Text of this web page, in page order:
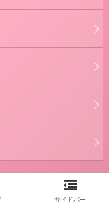
認心理師） 公式サ
サイドバー